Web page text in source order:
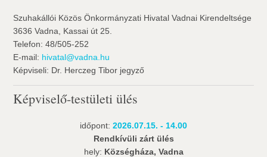
Szuhakállói Közös Önkormányzati Hivatal Vadnai Kirendeltsége
3636 Vadna, Kassai út 25.
Telefon: 48/505-252
E-mail: hivatal@vadna.hu
Képviseli: Dr. Herczeg Tibor jegyző
Képviselő-testületi ülés
időpont: 2026.07.15. - 14.00
Rendkívüli zárt ülés
hely: Községháza, Vadna